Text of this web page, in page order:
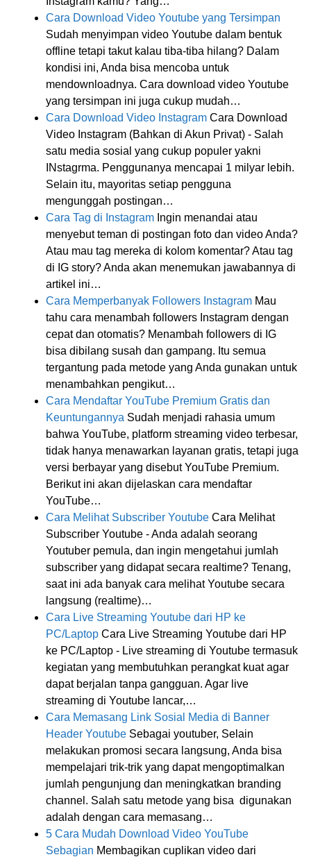
Cara Download Video Youtube yang Tersimpan
Sudah menyimpan video Youtube dalam bentuk
offline tetapi takut kalau tiba-tiba hilang? Dalam
kondisi ini, Anda bisa mencoba untuk
mendownloadnya. Cara download video Youtube
yang tersimpan ini juga cukup mudah…
Cara Download Video Instagram Cara Download
Video Instagram (Bahkan di Akun Privat) - Salah
satu media sosial yang cukup populer yakni
INstagrma. Penggunanya mencapai 1 milyar lebih.
Selain itu, mayoritas setiap pengguna
mengunggah postingan…
Cara Tag di Instagram Ingin menandai atau
menyebut teman di postingan foto dan video Anda?
Atau mau tag mereka di kolom komentar? Atau tag
di IG story? Anda akan menemukan jawabannya di
artikel ini…
Cara Memperbanyak Followers Instagram Mau
tahu cara menambah followers Instagram dengan
cepat dan otomatis? Menambah followers di IG
bisa dibilang susah dan gampang. Itu semua
tergantung pada metode yang Anda gunakan untuk
menambahkan pengikut…
Cara Mendaftar YouTube Premium Gratis dan
Keuntungannya Sudah menjadi rahasia umum
bahwa YouTube, platform streaming video terbesar,
tidak hanya menawarkan layanan gratis, tetapi juga
versi berbayar yang disebut YouTube Premium.
Berikut ini akan dijelaskan cara mendaftar
YouTube…
Cara Melihat Subscriber Youtube Cara Melihat
Subscriber Youtube - Anda adalah seorang
Youtuber pemula, dan ingin mengetahui jumlah
subscriber yang didapat secara realtime? Tenang,
saat ini ada banyak cara melihat Youtube secara
langsung (realtime)…
Cara Live Streaming Youtube dari HP ke
PC/Laptop Cara Live Streaming Youtube dari HP
ke PC/Laptop - Live streaming di Youtube termasuk
kegiatan yang membutuhkan perangkat kuat agar
dapat berjalan tanpa gangguan. Agar live
streaming di Youtube lancar,…
Cara Memasang Link Sosial Media di Banner
Header Youtube Sebagai youtuber, Selain
melakukan promosi secara langsung, Anda bisa
mempelajari trik-trik yang dapat mengoptimalkan
jumlah pengunjung dan meningkatkan branding
channel. Salah satu metode yang bisa digunakan
adalah dengan cara memasang…
5 Cara Mudah Download Video YouTube
Sebagian Membagikan cuplikan video dari